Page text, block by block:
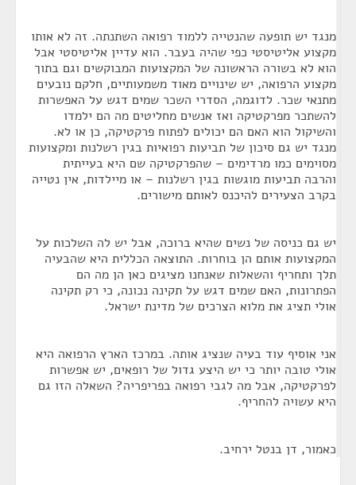
מנגד יש תופעה שהנטייה ללמוד רפואה השתנתה. זה לא אותו
מקצוע אליטיסטי כפי שהיה בעבר. הוא עדיין אליטיסטי אבל
הוא לא בשורה הראשונה של המקצועות המבוקשים וגם בתוך
מקצוע הרפואה, יש שינויים מאוד משמעותיים, חלקם נובעים
מתנאי שכר. לדוגמה, הסדרי השכר שמים דגש על האפשרות
להשתכר מפרקטיקה ואז אנשים מחליטים מה הם ילמדו
והשיקול הוא האם הם יכולים לפתוח פרקטיקה, כן או לא.
מנגד יש גם סיכון של תביעות רפואיות בגין רשלנות ומקצועות
מסוימים כמו מרדימים – שהפרקטיקה שם היא בעייתית
והרבה תביעות מוגשות בגין רשלנות – או מיילדות, אין נטייה
בקרב הצעירים להיכנס לאותם מישורים.
יש גם כניסה של נשים שהיא ברוכה, אבל יש לה השלכות על
המקצועות אותם הן בוחרות. התוצאה הכללית היא שהבעיה
תלך ותחריף והשאלות שאנחנו מציגים כאן הן מה הם
הפתרונות, האם שמים דגש על תקינה נכונה, כי רק תקינה
אולי תציג את מלוא הצרכים של מדינת ישראל.
אני אוסיף עוד בעיה שנציג אותה. במרכז הארץ הרפואה היא
אולי טובה יותר כי יש היצע גדול של רופאים, יש אפשרות
לפרקטיקה, אבל מה לגבי רפואה בפריפריה? השאלה הזו גם
היא עשויה להחריף.
כאמור, דן בנטל ירחיב.